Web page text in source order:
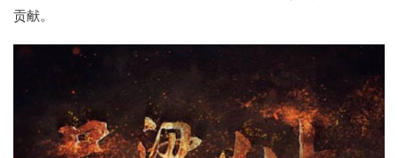
贡献。